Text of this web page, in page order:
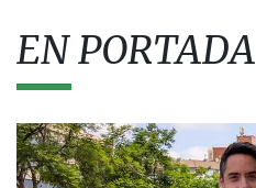
EN PORTADA